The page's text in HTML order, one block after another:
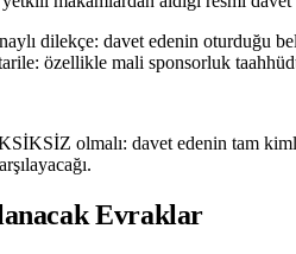
dilekçe: davet edenin oturduğu
özellikle mali sponsorluk
olmalı: davet edenin tam
Evraklar